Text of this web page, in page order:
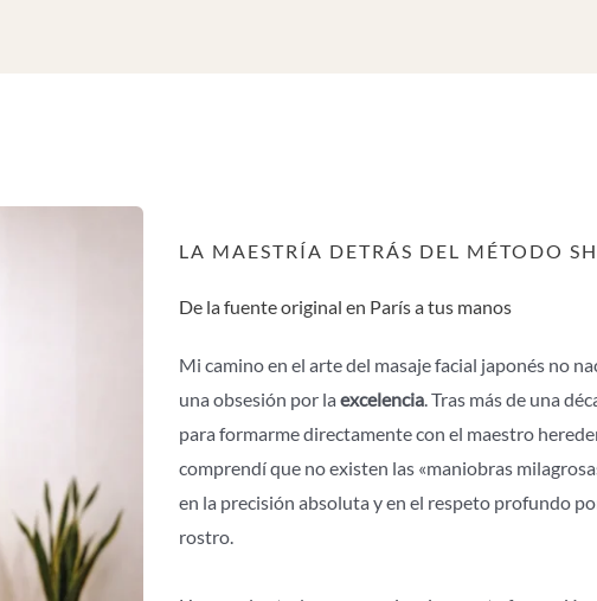
LA MAESTRÍA DETRÁS DEL MÉTODO
De la fuente original en París a tus manos
Mi camino en el arte del masaje facial japonés no
una obsesión por la excelencia . Tras más de una
para formarme directamente con el maestro
comprendí que no existen las «maniobras
en la precisión absoluta y en el respeto profundo
rostro.